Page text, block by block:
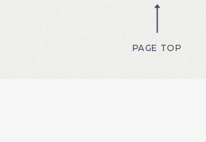
PAGE TOP